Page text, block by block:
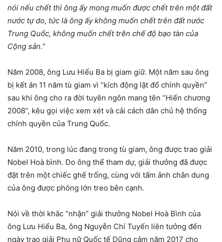
nói nếu chết thì ông ấy mong muốn được chết trên một đất
nước tự do, tức là ông ấy không muốn chết trên đất nước
Trung Quốc, không muốn chết trên chế độ bạo tàn của
Cộng sản.”
Năm 2008, ông Lưu Hiểu Ba bị giam giữ. Một năm sau ông
bị kết án 11 năm tù giam vì “kích động lật đổ chính quyền”
sau khi ông cho ra đời tuyên ngôn mang tên “Hiến chương
2008”, kêu gọi việc xem xét và cải cách dân chủ hệ thống
chính quyền của Trung Quốc.
Năm 2010, trong lúc đang trong tù giam, ông được trao giải
Nobel Hoà bình. Do ông thể tham dự, giải thưởng đã được
đặt trên một chiếc ghế trống, cùng với tấm ảnh chân dung
của ông được phóng lớn treo bên cạnh.
Nói về thời khắc “nhận” giải thưởng Nobel Hoà Bình của
ông Lưu Hiểu Ba, ông Nguyễn Chí Tuyến liên tưởng đến
ngày trao giải Phụ nữ Quốc tế Dũng cảm năm 2017 cho